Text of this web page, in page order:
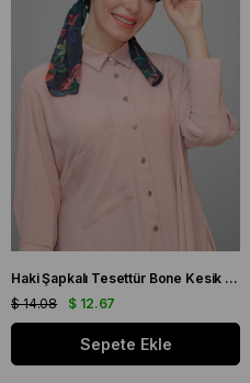
Haki Şapkalı Tesettür Bone Kesik Elyaf Desenli Şifon Kemerli 1902_09
$ 12.67
$ 14.08
Sepete Ekle